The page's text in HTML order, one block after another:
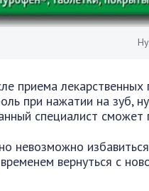
приема
при нажатии на зуб,
специалист сможет
невозможно
вернуться с